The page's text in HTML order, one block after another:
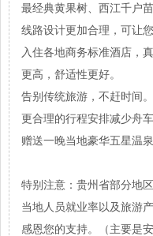
最经典黄果树、西江千户
线路设计更加合理，可让
入住各地商务标准酒店，
更高，舒适性更好。
告别传统旅游，不赶时间
更合理的行程安排减少舟车
赠送一晚当地豪华五星温
特别注意：贵州省部分地
当地人员就业率以及旅游
感恩您的支持。（主要是